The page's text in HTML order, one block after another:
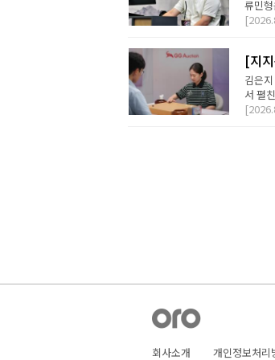
류민
[지
김은
서 펼
회사소개 개인정보처리